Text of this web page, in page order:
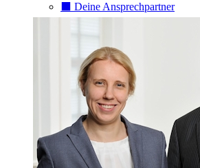
⬛️ Deine Ansprechpartner